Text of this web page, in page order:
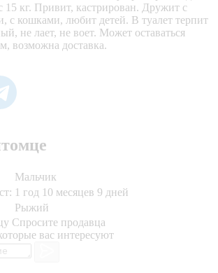
15 кг. Привит, кастрирован. Дружит с
с кошками, любит детей. В туалет терпит
не лает, не воет. Может оставаться
возможна доставка.
Мальчик
1 год 10 месяцев 9 дней
Рыжий
Спросите продавца
вас интересуют